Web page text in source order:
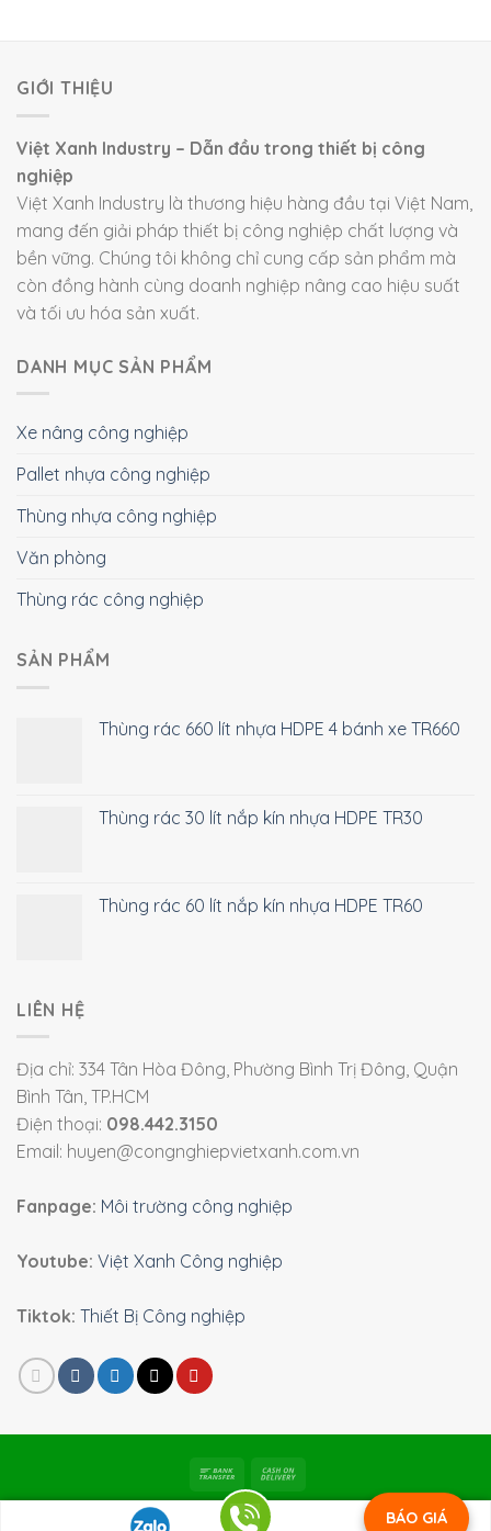
GIỚI THIỆU
Việt Xanh Industry – Dẫn đầu trong thiết bị công
nghiệp
Việt Xanh Industry là thương hiệu hàng đầu tại Việt Nam,
mang đến giải pháp thiết bị công nghiệp chất lượng và
bền vững. Chúng tôi không chỉ cung cấp sản phẩm mà
còn đồng hành cùng doanh nghiệp nâng cao hiệu suất
và tối ưu hóa sản xuất.
DANH MỤC SẢN PHẨM
Xe nâng công nghiệp
Pallet nhựa công nghiệp
Thùng nhựa công nghiệp
Văn phòng
Thùng rác công nghiệp
SẢN PHẨM
Thùng rác 660 lít nhựa HDPE 4 bánh xe TR660
Thùng rác 30 lít nắp kín nhựa HDPE TR30
Thùng rác 60 lít nắp kín nhựa HDPE TR60
LIÊN HỆ
Địa chỉ: 334 Tân Hòa Đông, Phường Bình Trị Đông, Quận
Bình Tân, TP.HCM
Điện thoại: 098.442.3150
Email: huyen@congnghiepvietxanh.com.vn
Fanpage: Môi trường công nghiệp
Youtube: Việt Xanh Công nghiệp
Tiktok: Thiết Bị Công nghiệp
BÁO GIÁ
Bản quyền 2026 © Viet Xanh Industry
Môi trường công